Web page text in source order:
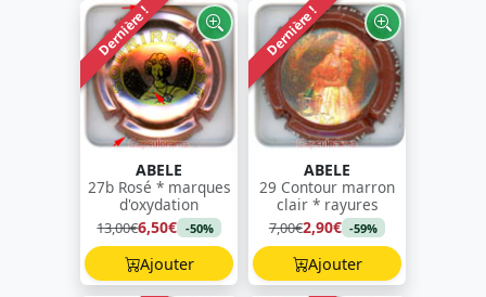
Dernière !
ABELE
27b Rosé * marques
d'oxydation
13,00€6,50€ -50%
Ajouter
Dernière !
ABELE
29 Contour marron
clair * rayures
7,00€2,90€ -59%
Ajouter